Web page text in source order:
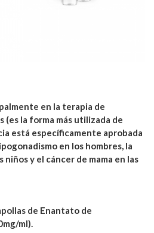
en la terapia de
(es la forma más utilizada de
está específicamente aprobada
en los hombres, la
y el cáncer de mama en las
de Enantato de
ml).